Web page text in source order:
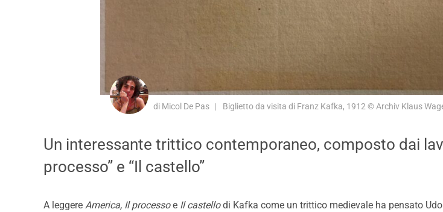
di Micol De Pas Biglietto da visita di Franz Kafka, 1912 © Archiv Klaus
Un interessante trittico contemporaneo, composto dai
processo” e “Il castello”
A leggere America, Il processoe Il castellodi Kafka come un trittico medievale ha pensato